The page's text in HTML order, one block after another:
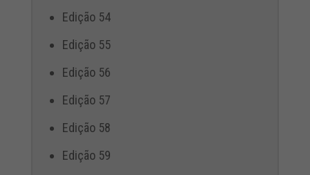
Edição 54
Edição 55
Edição 56
Edição 57
Edição 58
Edição 59